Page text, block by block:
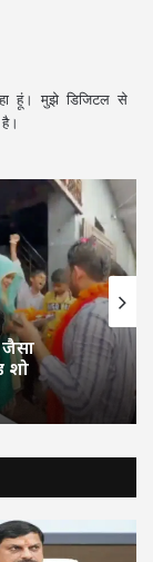
हूं। मुझे डिजिटल से
जैसा
शो